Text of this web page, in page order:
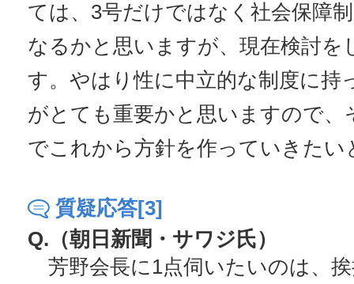
ては、3号だけではなく社会保障
なるかと思いますが、現在検討を
す。やはり性に中立的な制度に持
がとても重要かと思いますので、
でこれから方針を作っていきたい
質疑応答[3]
Q.（朝日新聞・サワジ氏）
芳野会長に1点伺いたいのは、